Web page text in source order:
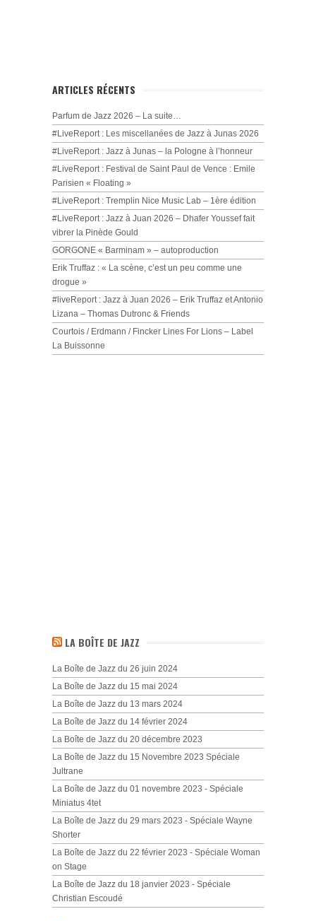
ARTICLES RÉCENTS
Parfum de Jazz 2026 – La suite…
#LiveReport : Les miscellanées de Jazz à Junas 2026
#LiveReport : Jazz à Junas – la Pologne à l’honneur
#LiveReport : Festival de Saint Paul de Vence : Emile
Parisien « Floating »
#LiveReport : Tremplin Nice Music Lab – 1ère édition
#LiveReport : Jazz à Juan 2026 – Dhafer Youssef fait
vibrer la Pinède Gould
GORGONE « Barminam » – autoproduction
Erik Truffaz : « La scène, c’est un peu comme une
drogue »
#liveReport : Jazz à Juan 2026 – Erik Truffaz et Antonio
Lizana – Thomas Dutronc & Friends
Courtois / Erdmann / Fincker Lines For Lions – Label
La Buissonne
LA BOÎTE DE JAZZ
La Boîte de Jazz du 26 juin 2024
La Boîte de Jazz du 15 mai 2024
La Boîte de Jazz du 13 mars 2024
La Boîte de Jazz du 14 février 2024
La Boîte de Jazz du 20 décembre 2023
La Boîte de Jazz du 15 Novembre 2023 Spéciale
Jultrane
La Boîte de Jazz du 01 novembre 2023 - Spéciale
Miniatus 4tet
La Boîte de Jazz du 29 mars 2023 - Spéciale Wayne
Shorter
La Boîte de Jazz du 22 février 2023 - Spéciale Woman
on Stage
La Boîte de Jazz du 18 janvier 2023 - Spéciale
Christian Escoudé